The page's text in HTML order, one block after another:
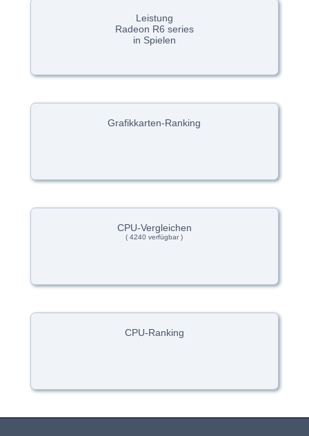
Leistung
Radeon R6 series
in Spielen
Grafikkarten-Ranking
CPU-Vergleichen
( 4240 verfügbar )
CPU-Ranking